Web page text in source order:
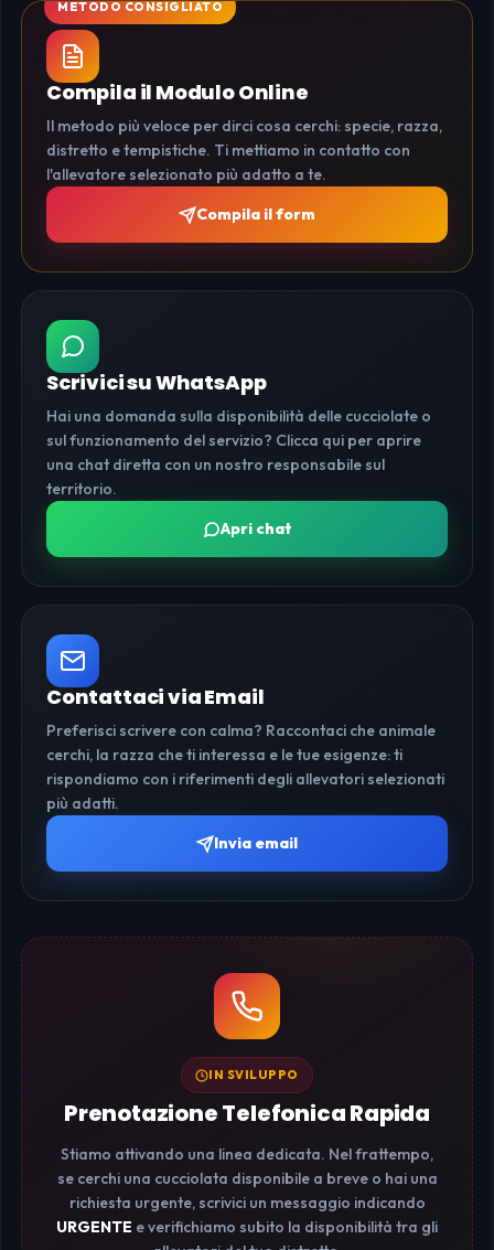
Compila il Modulo Online
Il metodo più veloce per dirci cosa cerchi: specie, razza,
distretto e tempistiche. Ti mettiamo in contatto con
l'allevatore selezionato più adatto a te.
Compila il form
Scrivici su WhatsApp
Hai una domanda sulla disponibilità delle cucciolate o
sul funzionamento del servizio? Clicca qui per aprire
una chat diretta con un nostro responsabile sul
territorio.
Apri chat
Contattaci via Email
Preferisci scrivere con calma? Raccontaci che animale
cerchi, la razza che ti interessa e le tue esigenze: ti
rispondiamo con i riferimenti degli allevatori selezionati
più adatti.
Invia email
IN SVILUPPO
Prenotazione Telefonica Rapida
Stiamo attivando una linea dedicata. Nel frattempo,
se cerchi una cucciolata disponibile a breve o hai una
richiesta urgente, scrivici un messaggio indicando
URGENTE e verifichiamo subito la disponibilità tra gli